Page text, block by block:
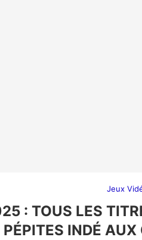
Jeux
: TOUS LES
PÉPITES INDÉ AUX